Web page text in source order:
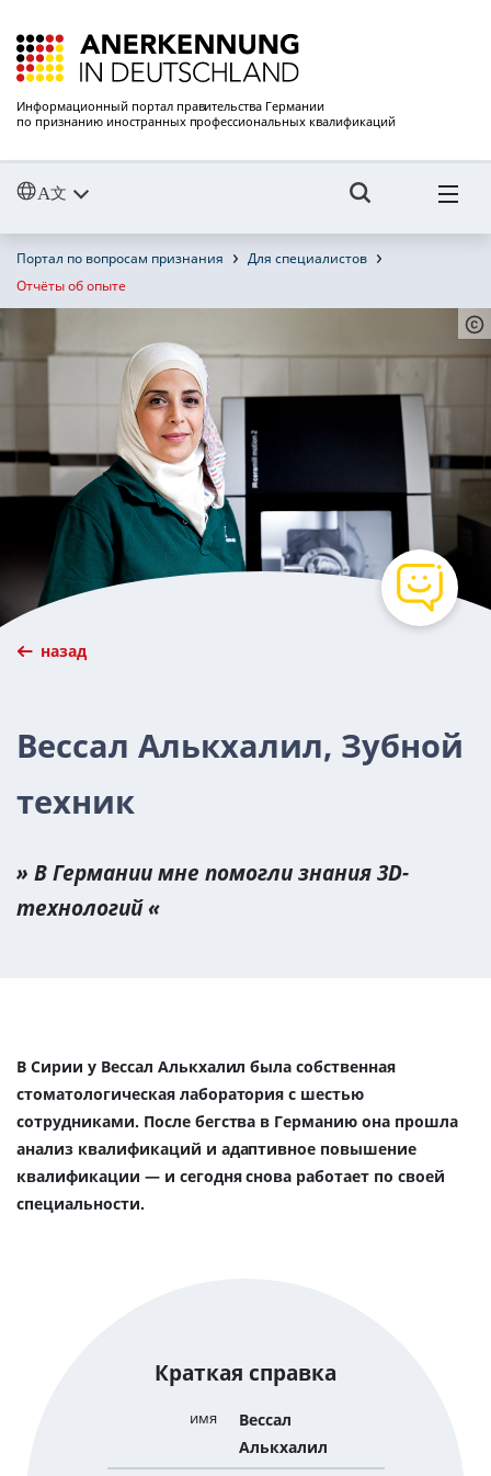
Информационный портал правительства Германии
по признанию иностранных профессиональных квалификаций
Портал по вопросам признания
Для специалистов
Отчёты об опыте
назад
Вессал Алькхалил, Зубной
техник
В Германии мне помогли знания 3D-
технологий
В Сирии у Вессал Алькхалил была собственная
стоматологическая лаборатория с шестью
сотрудниками. После бегства в Германию она прошла
анализ квалификаций и адаптивное повышение
квалификации — и сегодня снова работает по своей
специальности.
Краткая справка
имя
Вессал
Алькхалил